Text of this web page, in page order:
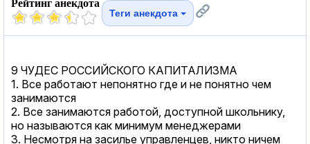
Рейтинг анекдота
Теги анекдота
9 ЧУДЕС РОССИЙСКОГО КАПИТАЛИЗМА
1. Все работают непонятно где и не понятно чем
занимаются
2. Все занимаются работой, доступной школьнику,
но называются как минимум менеджерами
3. Несмотря на засилье управленцев, никто ничем